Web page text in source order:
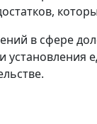
в сфере